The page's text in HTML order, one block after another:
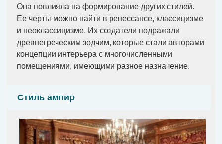
Она повлияла на формирование других стилей.
Ее черты можно найти в ренессансе, классицизме
и неоклассицизме. Их создатели подражали
древнегреческим зодчим, которые стали авторами
концепции интерьера с многочисленными
помещениями, имеющими разное назначение.
Стиль ампир